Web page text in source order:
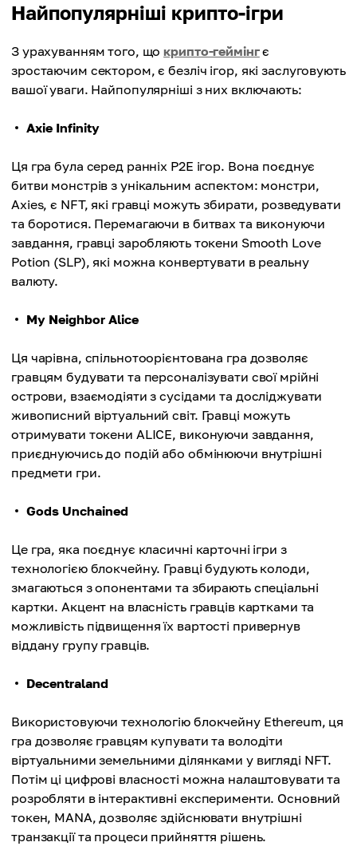
Найпопулярніші крипто-ігри
З урахуванням того, щокрипто-геймінгє
зростаючим сектором, є безліч ігор, які заслуговують
вашої уваги. Найпопулярніші з них включають:
Axie Infinity
Ця гра була серед ранніх P2E ігор. Вона поєднує
битви монстрів з унікальним аспектом: монстри,
Axies, є NFT, які гравці можуть збирати, розведувати
та боротися. Перемагаючи в битвах та виконуючи
завдання, гравці заробляють токени Smooth Love
Potion (SLP), які можна конвертувати в реальну
валюту.
My Neighbor Alice
Ця чарівна, спільнотоорієнтована гра дозволяє
гравцям будувати та персоналізувати свої мрійні
острови, взаємодіяти з сусідами та досліджувати
живописний віртуальний світ. Гравці можуть
отримувати токени ALICE, виконуючи завдання,
приєднуючись до подій або обмінюючи внутрішні
предмети гри.
Gods Unchained
Це гра, яка поєднує класичні карточні ігри з
технологією блокчейну. Гравці будують колоди,
змагаються з опонентами та збирають спеціальні
картки. Акцент на власність гравців картками та
можливість підвищення їх вартості привернув
віддану групу гравців.
Decentraland
Використовуючи технологію блокчейну Ethereum, ця
гра дозволяє гравцям купувати та володіти
віртуальними земельними ділянками у вигляді NFT.
Потім ці цифрові власності можна налаштовувати та
розробляти в інтерактивні експерименти. Основний
токен, MANA, дозволяє здійснювати внутрішні
транзакції та процеси прийняття рішень.